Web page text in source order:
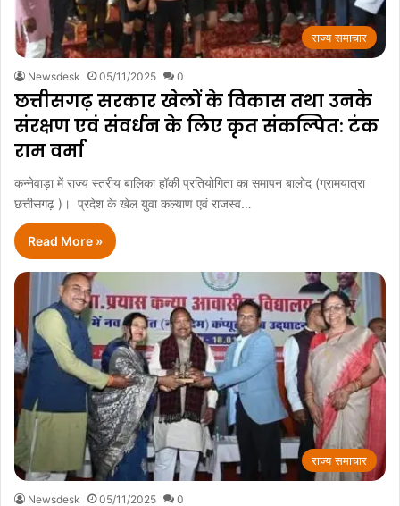
राज्य समाचार
Newsdesk 05/11/2025 0
छत्तीसगढ़ सरकार खेलों के विकास तथा उनके
संरक्षण एवं संवर्धन के लिए कृत संकल्पित: टंक
राम वर्मा
कन्नेवाड़ा में राज्य स्तरीय बालिका हॉकी प्रतियोगिता का समापन बालोद (ग्रामयात्रा
छत्तीसगढ़ )। प्रदेश के खेल युवा कल्याण एवं राजस्व…
Read More »
राज्य समाचार
Newsdesk 05/11/2025 0